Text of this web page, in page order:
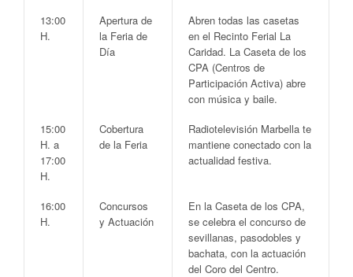
13:00
H.
Apertura de
la Feria de
Día
Abren todas las casetas
en el Recinto Ferial La
Caridad. La Caseta de los
CPA (Centros de
Participación Activa) abre
con música y baile.
15:00
H. a
17:00
H.
Cobertura
de la Feria
Radiotelevisión Marbella te
mantiene conectado con la
actualidad festiva.
16:00
H.
Concursos
y Actuación
En la Caseta de los CPA,
se celebra el concurso de
sevillanas, pasodobles y
bachata, con la actuación
del Coro del Centro.